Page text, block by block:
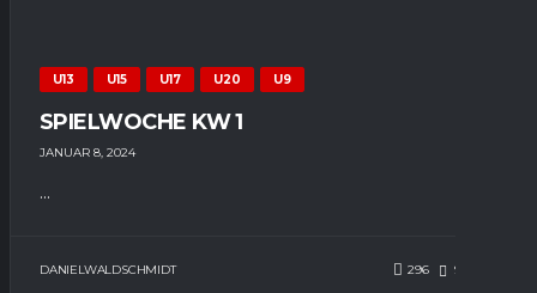
U13 U15 U17 U20 U9
SPIELWOCHE KW 1
JANUAR 8, 2024
...
DANIELWALDSCHMIDT 296 93